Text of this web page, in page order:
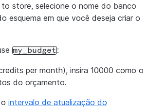
store, selecione o nome do banco
esquema em que você deseja criar o
my_budget:
per month), insira 10000 como o
do orçamento.
intervalo de atualização do